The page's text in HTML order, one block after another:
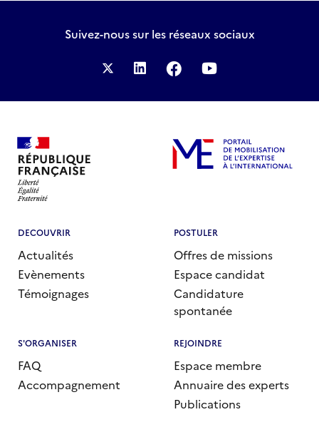
Suivez-noussur les réseaux sociaux
DECOUVRIR
Actualités
Evènements
Témoignages
POSTULER
Offres de missions
Espace candidat
Candidature
spontanée
S'ORGANISER
FAQ
Accompagnement
REJOINDRE
Espace membre
Annuaire des experts
Publications